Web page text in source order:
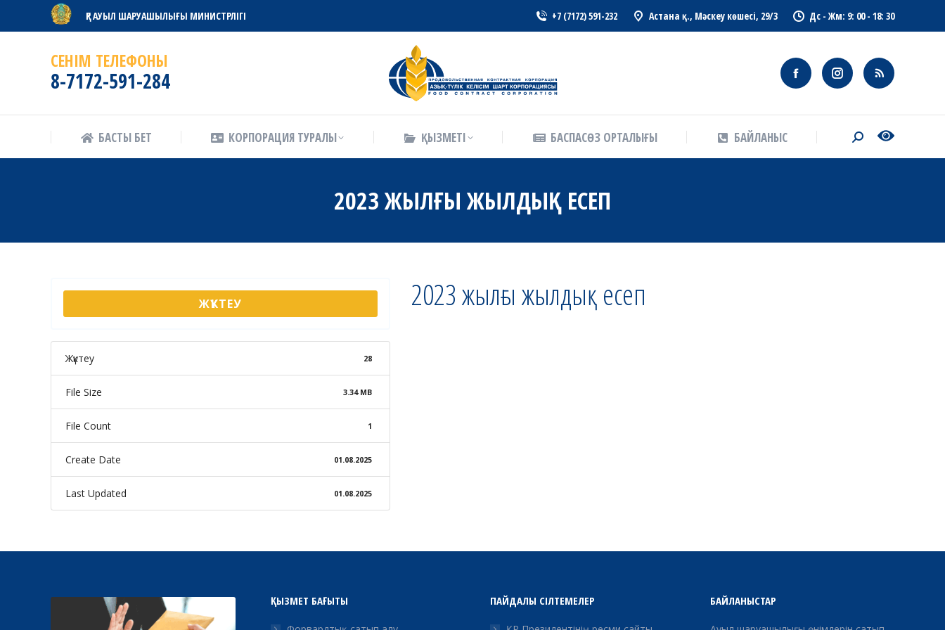
ҚР АУЫЛ ШАРУАШЫЛЫҒЫ МИНИСТРЛІГІ +7 (7172) 591-232 Астана қ., Мәскеу көшесі, 29/3 Дс - Жм: 9: 00 - 18: 30
СЕНІМ ТЕЛЕФОНЫ
8-7172-591-284
БАСТЫ БЕТ КОРПОРАЦИЯ ТУРАЛЫ ҚЫЗМЕТІ БАСПАСӨЗ ОРТАЛЫҒЫ БАЙЛАНЫС Search:
2023 ЖЫЛҒЫ ЖЫЛДЫҚ ЕСЕП
ЖҮКТЕУ
Жүктеу 28
File Size 3.34 MB
File Count 1
Create Date 01.08.2025
Last Updated 01.08.2025
2023 жылғы жылдық есеп
ҚЫЗМЕТ БАҒЫТЫ ПАЙДАЛЫ СІЛТЕМЕЛЕР БАЙЛАНЫСТАР
БАСТЫ БЕТ КОРПОРАЦИЯ ТУРАЛЫ БАСПАСӨЗ ОРТАЛЫҒЫ БАЙЛАНЫС Search: